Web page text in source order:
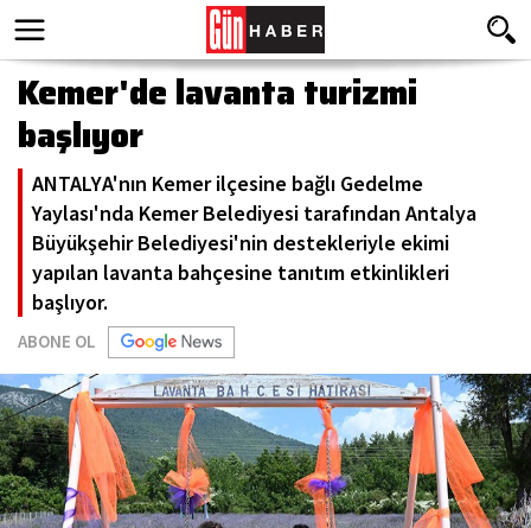
Kemer'de lavanta turizmi
başlıyor
ANTALYA'nın Kemer ilçesine bağlı Gedelme
Yaylası'nda Kemer Belediyesi tarafından Antalya
Büyükşehir Belediyesi'nin destekleriyle ekimi
yapılan lavanta bahçesine tanıtım etkinlikleri
başlıyor.
ABONE OL